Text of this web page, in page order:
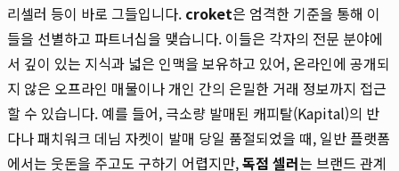
리셀러 등이 바로 그들입니다. croket은 엄격한 기준을 통해 이
들을 선별하고 파트너십을 맺습니다. 이들은 각자의 전문 분야에
서 깊이 있는 지식과 넓은 인맥을 보유하고 있어, 온라인에 공개되
지 않은 오프라인 매물이나 개인 간의 은밀한 거래 정보까지 접근
할 수 있습니다. 예를 들어, 극소량 발매된 캐피탈(Kapital)의 반
다나 패치워크 데님 자켓이 발매 당일 품절되었을 때, 일반 플랫폼
에서는 웃돈을 주고도 구하기 어렵지만,독점 셀러는 브랜드 관계